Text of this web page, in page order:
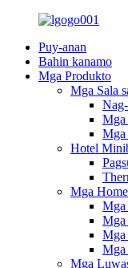
Puy-anan
Bahin kanamo
Mga Produkto
Mga Sala
Mga
Mga
Hotel
Mga
Mga
Mga
Mga
Mga
Mga